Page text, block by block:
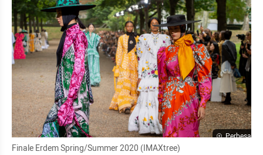
Perbesar
Finale Erdem Spring/Summer 2020 (IMAXtree)